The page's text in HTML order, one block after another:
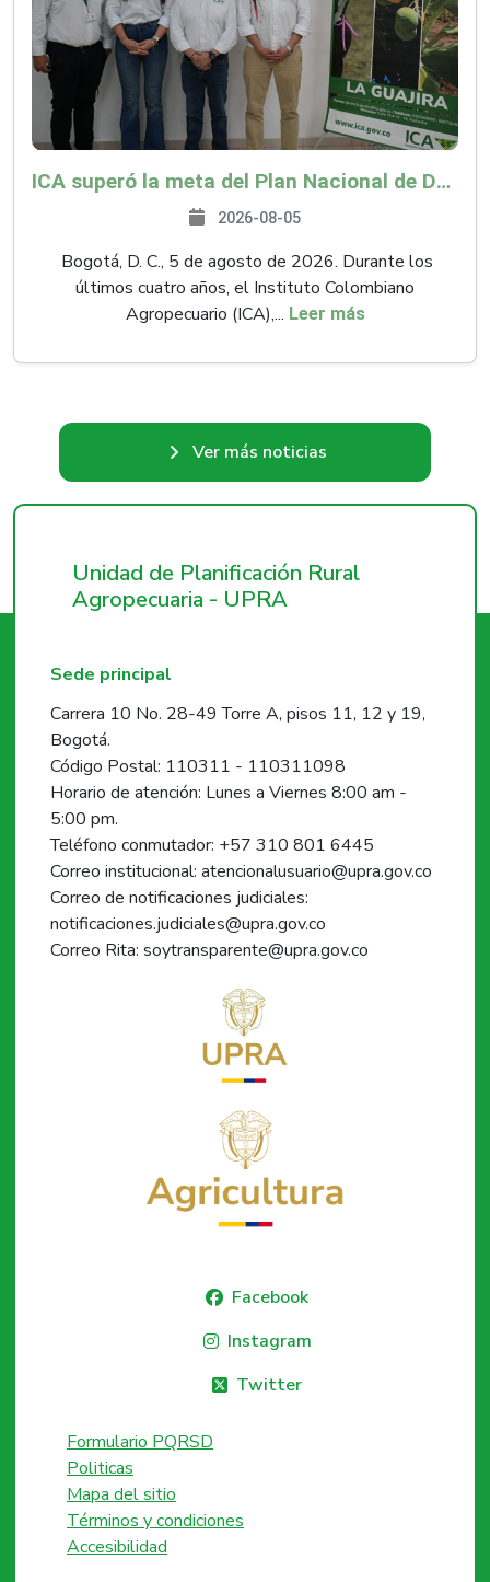
ICA superó la meta del Plan Nacional de Desarrollo y abrió 61 mercados internacionales
2026-08-05
Bogotá, D. C., 5 de agosto de 2026. Durante los
últimos cuatro años, el Instituto Colombiano
Agropecuario (ICA),... Leer más
Ver más noticias
Unidad de Planificación Rural
Agropecuaria - UPRA
Sede principal
Carrera 10 No. 28-49 Torre A, pisos 11, 12 y 19,
Bogotá.
Código Postal: 110311 - 110311098
Horario de atención: Lunes a Viernes 8:00 am -
5:00 pm.
Teléfono conmutador: +57 310 801 6445
Correo institucional: atencionalusuario@upra.gov.co
Correo de notificaciones judiciales:
notificaciones.judiciales@upra.gov.co
Correo Rita: soytransparente@upra.gov.co
Facebook
Instagram
Twitter
Formulario PQRSD
Politicas
Mapa del sitio
Términos y condiciones
Accesibilidad